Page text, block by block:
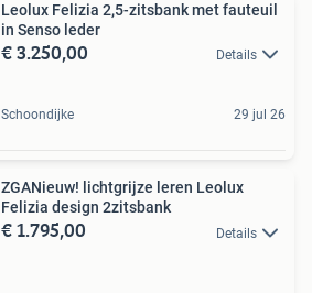
Leolux Felizia 2,5-zitsbank met fauteuil
in Senso leder
€ 3.250,00 Details
Schoondijke 29 jul 26
ZGANieuw! lichtgrijze leren Leolux
Felizia design 2zitsbank
€ 1.795,00 Details